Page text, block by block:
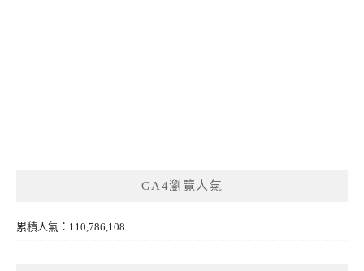
GA4瀏覽人氣
累積人氣：110,786,108